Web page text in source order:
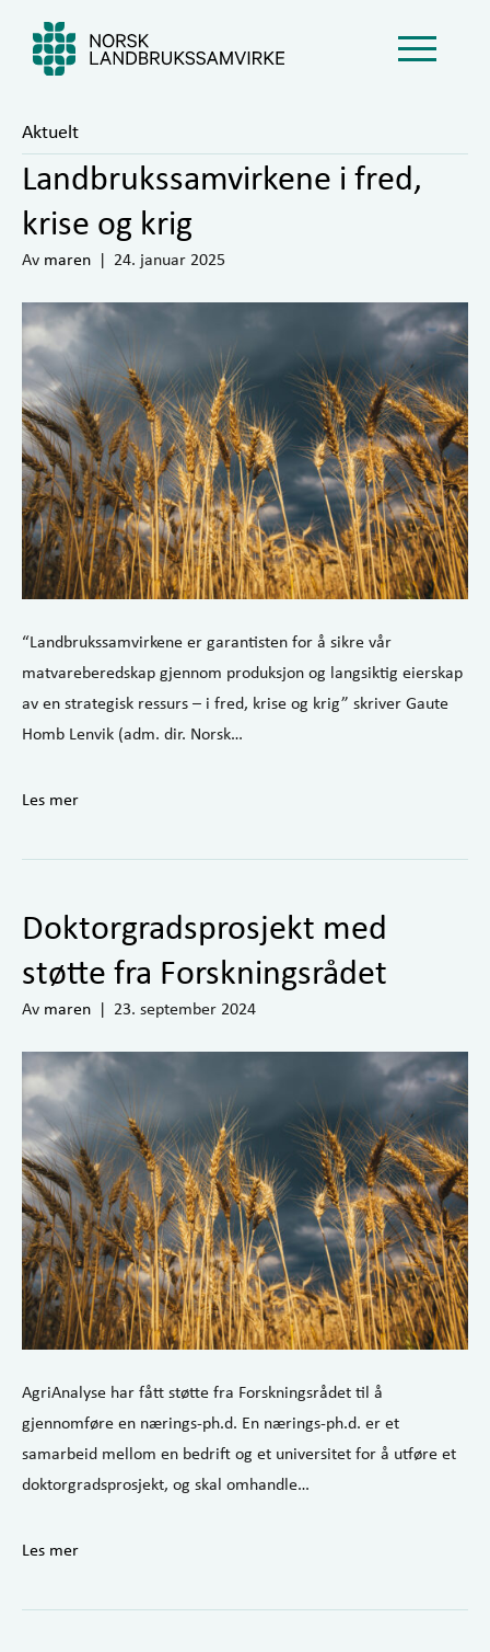
Aktuelt
Landbrukssamvirkene i fred,
krise og krig
Av maren | 24. januar 2025
“Landbrukssamvirkene er garantisten for å sikre vår
matvareberedskap gjennom produksjon og langsiktig eierskap
av en strategisk ressurs – i fred, krise og krig” skriver Gaute
Homb Lenvik (adm. dir. Norsk…
Les mer
Doktorgradsprosjekt med
støtte fra Forskningsrådet
Av maren | 23. september 2024
AgriAnalyse har fått støtte fra Forskningsrådet til å
gjennomføre en nærings-ph.d. En nærings-ph.d. er et
samarbeid mellom en bedrift og et universitet for å utføre et
doktorgradsprosjekt, og skal omhandle…
Les mer